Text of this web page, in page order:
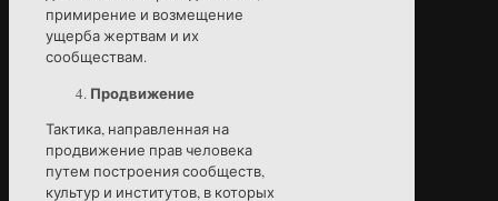
примирение и возмещение
ущерба жертвам и их
сообществам.
Продвижение
Тактика, направленная на
продвижение прав человека
путем построения сообществ,
культур и институтов, в которых